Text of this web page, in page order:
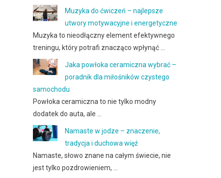
Muzyka do ćwiczeń – najlepsze
utwory motywacyjne i energetyczne
Muzyka to nieodłączny element efektywnego
treningu, który potrafi znacząco wpłynąć …
Jaka powłoka ceramiczna wybrać –
poradnik dla miłośników czystego
samochodu
Powłoka ceramiczna to nie tylko modny
dodatek do auta, ale …
Namaste w jodze – znaczenie,
tradycja i duchowa więź
Namaste, słowo znane na całym świecie, nie
jest tylko pozdrowieniem, …